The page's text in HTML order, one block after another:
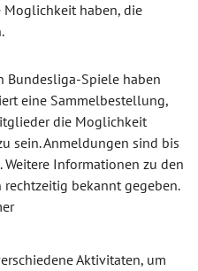
haben, die
Bundesliga-Spiele haben
eine Sammelbestellung,
die Moglichkeit
sein. Anmeldungen sind bis
Informationen zu den
bekannt gegeben.
Aktivitaten, um